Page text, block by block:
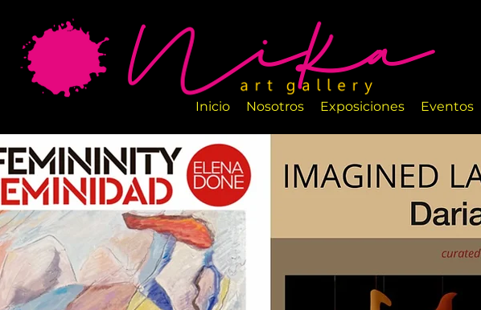
Inicio Nosotros Exposiciones Eventos